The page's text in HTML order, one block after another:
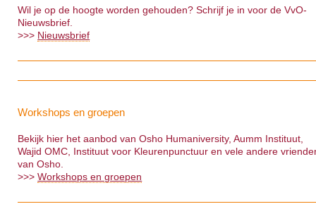
Wil je op de hoogte worden gehouden? Schrijf je in voor de VvO-
Nieuwsbrief.
>>> Nieuwsbrief
Workshops en groepen
Bekijk hier het aanbod van Osho Humaniversity, Aumm Instituut,
Wajid OMC, Instituut voor Kleurenpunctuur en vele andere
van Osho.
>>>Workshops en groepen